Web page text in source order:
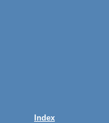
Index